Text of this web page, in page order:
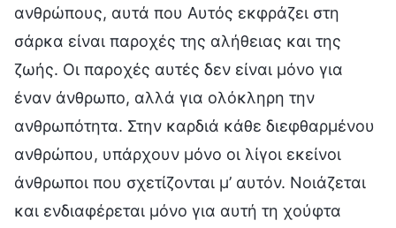
ανθρώπους, αυτά που Αυτός εκφράζει στη
σάρκα είναι παροχές της αλήθειας και της
ζωής. Οι παροχές αυτές δεν είναι μόνο για
έναν άνθρωπο, αλλά για ολόκληρη την
ανθρωπότητα. Στην καρδιά κάθε διεφθαρμένου
ανθρώπου, υπάρχουν μόνο οι λίγοι εκείνοι
άνθρωποι που σχετίζονται μ’ αυτόν. Νοιάζεται
και ενδιαφέρεται μόνο για αυτή τη χούφτα